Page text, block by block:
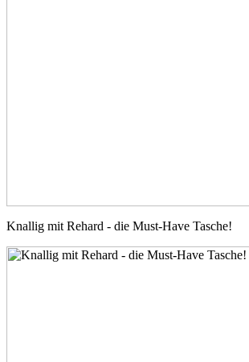
Knallig mit Rehard - die Must-Have Tasche!